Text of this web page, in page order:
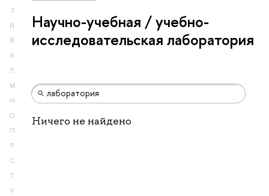
З
И
Й
К
Л
М
Н
О
П
Р
С
Т
У
Научно-учебная / учебно-
исследовательская лаборатория
Ничего не найдено